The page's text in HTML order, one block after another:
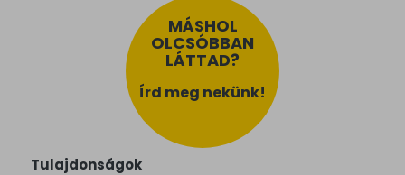
MÁSHOL
OLCSÓBBAN
LÁTTAD?
Írd meg nekünk!
Tulajdonságok